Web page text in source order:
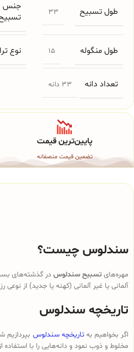
طول تسبیح 33
جنس
طول منگوله 15 نوع
تعداد دانه 33 دانه
پایین‌ترین قیمت
تضمین قیمت منصفانه
سندلوس چیست؟
مهره‌های تسبیح سندلوس در گذشته‌های
آلمانی یا غیر آلمانی (کهنه یا جدید) از
تاریخچه سندلوس
اگر بخواهیم بهتاریخچه سندلوس
مخلوط و ذوب نمود و دانه‌هایی را با